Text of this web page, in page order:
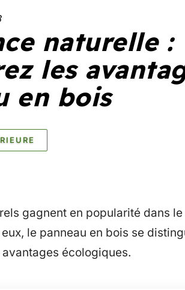
naturelle :
les
en bois
gagnent en popularité dans
le panneau en bois se
écologiques.